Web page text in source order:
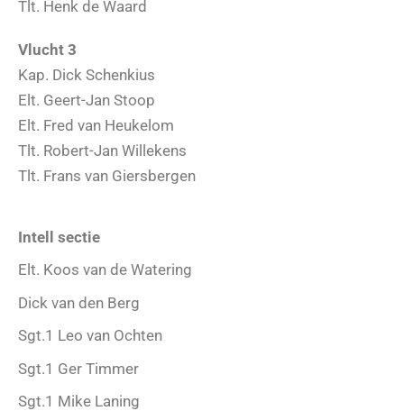
Tlt. Henk de Waard
Vlucht 3
Kap. Dick Schenkius
Elt. Geert-Jan Stoop
Elt. Fred van Heukelom
Tlt. Robert-Jan Willekens
Tlt. Frans van Giersbergen
Intell sectie
Elt. Koos van de Watering
Dick van den Berg
Sgt.1 Leo van Ochten
Sgt.1 Ger Timmer
Sgt.1 Mike Laning